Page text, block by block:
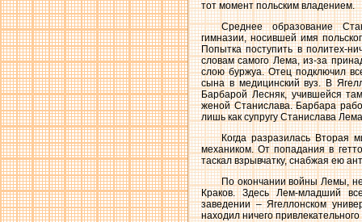
тот момент польским владением.
Среднее образование
гимназии, носившей имя
Попытка поступить в политех-
словам самого Лема, из-за
слою буржуа. Отец подключил
сына в медицинский вуз. В
Барбарой Лесняк, учившейся
женой Станислава. Барбара
лишь как супругу Станислава
Когда разразилась Вторая
механиком. От попадания в
таскал взрывчатку, снабжая ею
По окончании войны Лемы,
Краков. Здесь Лем-младший
заведении – Ягеллонском
находил ничего